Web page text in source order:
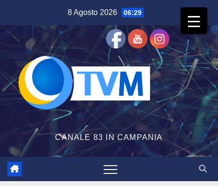
contenuto
8 Agosto 2026 06:29
CANALE 83 IN CAMPANIA